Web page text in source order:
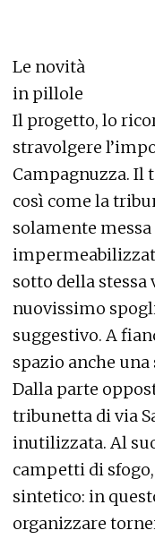
Le novità
in pillole
Il progetto, lo
stravolgere
Campagnuzza. Il
così come la
solamente
sotto della stessa
nuovissimo
suggestivo. A
spazio anche
Dalla parte
tribunetta di via
inutilizzata. Al
campetti di
sintetico: in
organizzare